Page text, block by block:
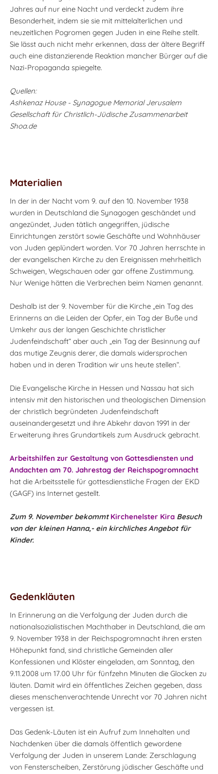
Jahres auf nur eine Nacht und verdeckt zudem ihre
Besonderheit, indem sie sie mit mittelalterlichen und
neuzeitlichen Pogromen gegen Juden in eine Reihe stellt.
Sie lässt auch nicht mehr erkennen, dass der ältere Begriff
auch eine distanzierende Reaktion mancher Bürger auf die
Nazi-Propaganda spiegelte.
Quellen:
Ashkenaz House - Synagogue Memorial Jerusalem
Gesellschaft für Christlich-Jüdische Zusammenarbeit
Shoa.de
Materialien
In der in der Nacht vom 9. auf den 10. November 1938
wurden in Deutschland die Synagogen geschändet und
angezündet, Juden tätlich angegriffen, jüdische
Einrichtungen zerstört sowie Geschäfte und Wohnhäuser
von Juden geplündert worden. Vor 70 Jahren herrschte in
der evangelischen Kirche zu den Ereignissen mehrheitlich
Schweigen, Wegschauen oder gar offene Zustimmung.
Nur Wenige hätten die Verbrechen beim Namen genannt.
Deshalb ist der 9. November für die Kirche „ein Tag des
Erinnerns an die Leiden der Opfer, ein Tag der Buße und
Umkehr aus der langen Geschichte christlicher
Judenfeindschaft“ aber auch „ein Tag der Besinnung auf
das mutige Zeugnis derer, die damals widersprochen
haben und in deren Tradition wir uns heute stellen“.
Die Evangelische Kirche in Hessen und Nassau hat sich
intensiv mit den historischen und theologischen Dimension
der christlich begründeten Judenfeindschaft
auseinandergesetzt und ihre Abkehr davon 1991 in der
Erweiterung ihres Grundartikels zum Ausdruck gebracht.
Arbeitshilfen zur Gestaltung von Gottesdiensten und
Andachten am 70. Jahrestag der Reichspogromnacht
hat die Arbeitsstelle für gottesdienstliche Fragen der EKD
(GAGF) ins Internet gestellt.
Zum 9. November bekommt Kirchenelster Kira Besuch
von der kleinen Hanna,- ein kirchliches Angebot für
Kinder.
Gedenkläuten
In Erinnerung an die Verfolgung der Juden durch die
nationalsozialistischen Machthaber in Deutschland, die am
9. November 1938 in der Reichspogromnacht ihren ersten
Höhepunkt fand, sind christliche Gemeinden aller
Konfessionen und Klöster eingeladen, am Sonntag, den
9.11.2008 um 17.00 Uhr für fünfzehn Minuten die Glocken zu
läuten. Damit wird ein öffentliches Zeichen gegeben, dass
dieses menschenverachtende Unrecht vor 70 Jahren nicht
vergessen ist.
Das Gedenk-Läuten ist ein Aufruf zum Innehalten und
Nachdenken über die damals öffentlich gewordene
Verfolgung der Juden in unserem Lande: Zerschlagung
von Fensterscheiben, Zerstörung jüdischer Geschäfte und